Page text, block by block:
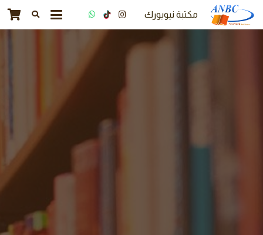
مكتبة نيويورك